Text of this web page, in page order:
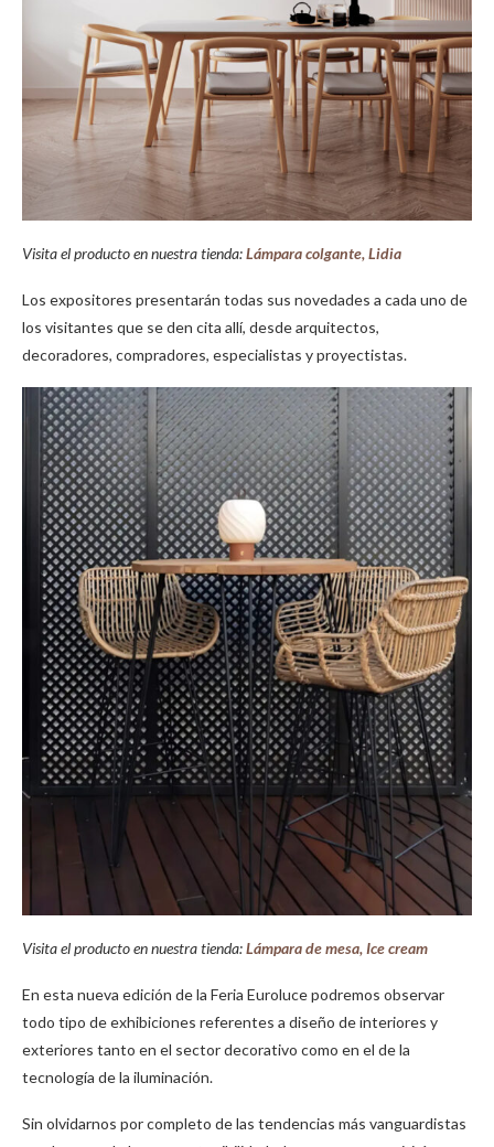
Visita el producto en nuestra tienda:Lámpara colgante, Lidia
Los expositores presentarán todas sus novedades a cada uno de
los visitantes que se den cita allí, desde arquitectos,
decoradores, compradores, especialistas y proyectistas.
Visita el producto en nuestra tienda:Lámpara de mesa, Ice cream
En esta nueva edición de la Feria Euroluce podremos observar
todo tipo de exhibiciones referentes a diseño de interiores y
exteriores tanto en el sector decorativo como en el de la
tecnología de la iluminación.
Sin olvidarnos por completo de las tendencias más vanguardistas